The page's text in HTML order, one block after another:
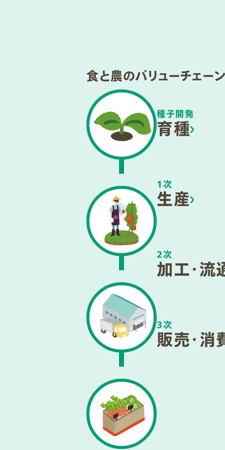
食と農のバリューチェー
種子開発
育種
1次
生産
2次
加工・流
3次
販売・消